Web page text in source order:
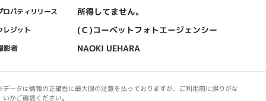
ロパティリリース 所得してません。
レジット (Ｃ)コーベットフォトエージェンシー
影者 NAOKI UEHARA
ータは情報の正確性に最大限の注意を払っておりますが、ご利用前に誤りがな
いかご確認ください。